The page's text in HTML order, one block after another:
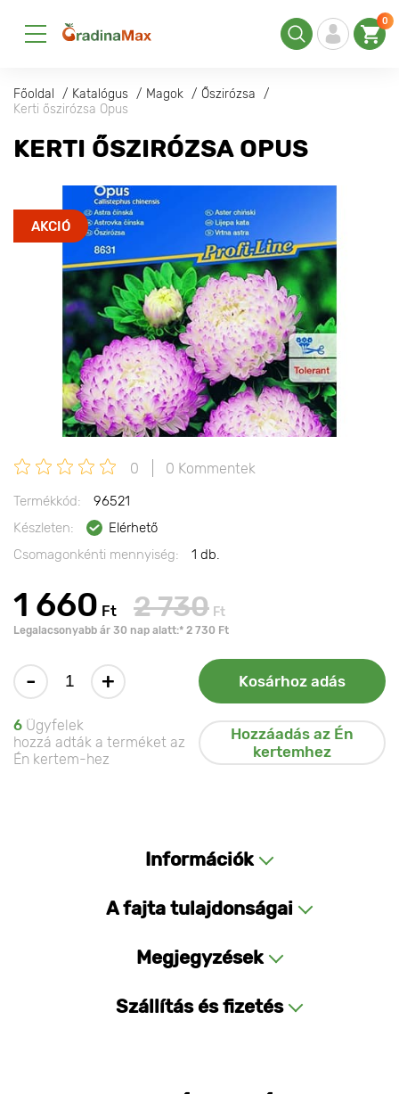
0
Főoldal Katalógus Magok
Őszirózsa
Kerti őszirózsa Opus
KERTI ŐSZIRÓZSA OPUS
AKCIÓ
0 0 Kommentek
Termékkód:
96521
Készleten:
Elérhető
Csomagonkénti mennyiség:
1 db.
1 660 Ft 2 730 Ft
Legalacsonyabb ár 30 nap alatt:* 2 730 Ft
- + Kosárhoz adás
6 Ügyfelek
hozzá adták a terméket az
Én kertem-hez
Hozzáadás az Én
kertemhez
Információk
A fajta tulajdonságai
Megjegyzések
Szállítás és fizetés